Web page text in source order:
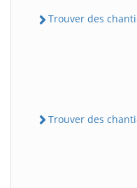
Trouver des
Trouver des